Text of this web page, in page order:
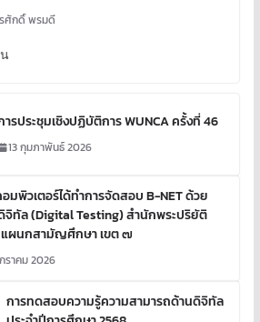
ศักดิ์ พรมดี
ารประชุมเชิงปฏิบัติการ WUNCA ครั้งที่ 46
13 กุมภาพันธ์ 2026
มพิวเตอร์ได้ทำการจัดสอบ B-NET ด้วย
จิทัล (Digital Testing) สำนักพระปริยัติ
แผนกสามัญศึกษา เขต ๗
ราคม 2026
การทดสอบความรู้ความสามารถด้านดิจิทัล